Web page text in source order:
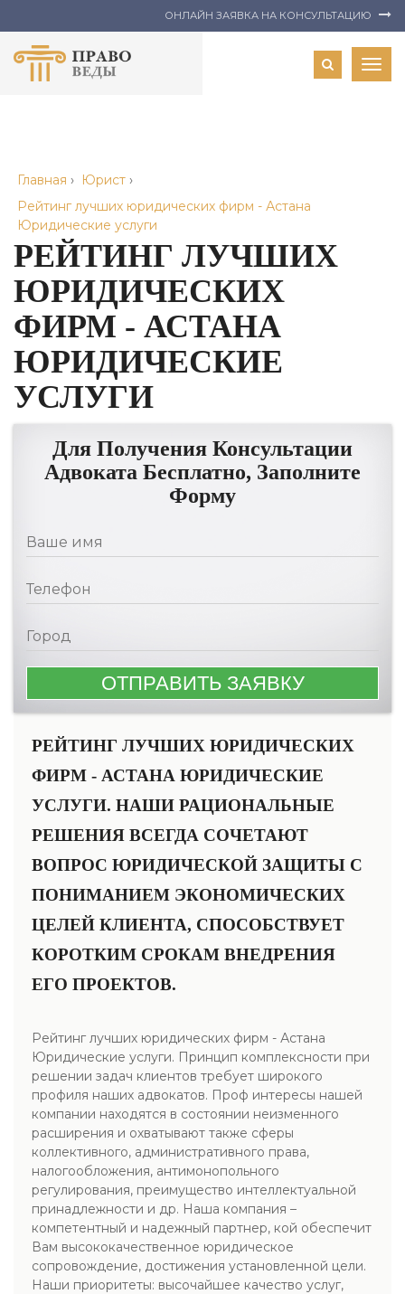
ОНЛАЙН ЗАЯВКА НА КОНСУЛЬТАЦИЮ
Главная › Юрист ›
Рейтинг лучших юридических фирм - Астана
Юридические услуги
РЕЙТИНГ ЛУЧШИХ
ЮРИДИЧЕСКИХ
ФИРМ - АСТАНА
ЮРИДИЧЕСКИЕ
УСЛУГИ
Для Получения Консультации
Адвоката Бесплатно, Заполните
Форму
РЕЙТИНГ ЛУЧШИХ ЮРИДИЧЕСКИХ
ФИРМ - АСТАНА ЮРИДИЧЕСКИЕ
УСЛУГИ. НАШИ РАЦИОНАЛЬНЫЕ
РЕШЕНИЯ ВСЕГДА СОЧЕТАЮТ
ВОПРОС ЮРИДИЧЕСКОЙ ЗАЩИТЫ С
ПОНИМАНИЕМ ЭКОНОМИЧЕСКИХ
ЦЕЛЕЙ КЛИЕНТА, СПОСОБСТВУЕТ
КОРОТКИМ СРОКАМ ВНЕДРЕНИЯ
ЕГО ПРОЕКТОВ.
Рейтинг лучших юридических фирм - Астана
Юридические услуги. Принцип комплексности при
решении задач клиентов требует широкого
профиля наших адвокатов. Проф интересы нашей
компании находятся в состоянии неизменного
расширения и охватывают также сферы
коллективного, административного права,
налогообложения, антимонопольного
регулирования, преимущество интеллектуальной
принадлежности и др. Наша компания –
компетентный и надежный партнер, кой обеспечит
Вам высококачественное юридическое
сопровождение, достижения установленной цели.
Наши приоритеты: высочайшее качество услуг,